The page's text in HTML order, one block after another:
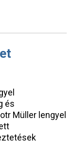
és
Müller lengyel